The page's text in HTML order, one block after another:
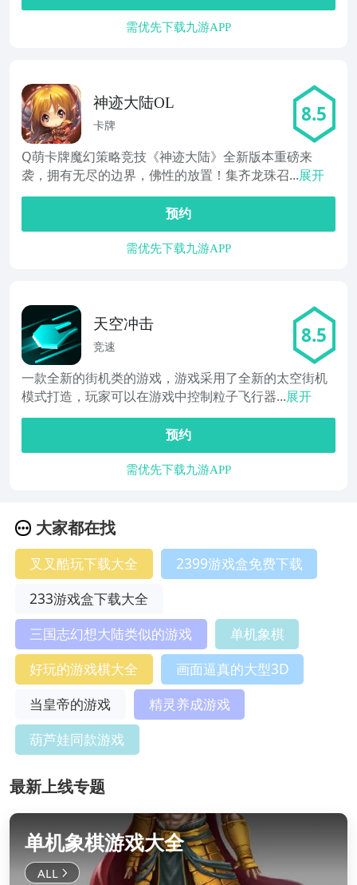
需优先下载九游APP
神迹大陆OL
卡牌 8.5
Q萌卡牌魔幻策略竞技《神迹大陆》全新版本重磅来
袭，拥有无尽的边界，佛性的放置！集齐龙珠召...展开
预约
需优先下载九游APP
天空冲击
竞速 8.5
一款全新的街机类的游戏，游戏采用了全新的太空街机
模式打造，玩家可以在游戏中控制粒子飞行器...展开
预约
需优先下载九游APP
大家都在找
叉叉酷玩下载大全
2399游戏盒免费下载
233游戏盒下载大全
三国志幻想大陆类似的游戏
单机象棋
好玩的游戏棋大全
画面逼真的大型3D
当皇帝的游戏
精灵养成游戏
葫芦娃同款游戏
最新上线专题
单机象棋游戏大全